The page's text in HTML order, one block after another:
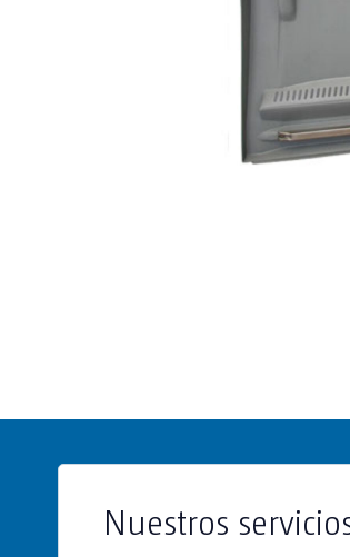
Nuestros
Sistema de cierre:
inoxidable. Interior con
Ventilación: Rejillas de